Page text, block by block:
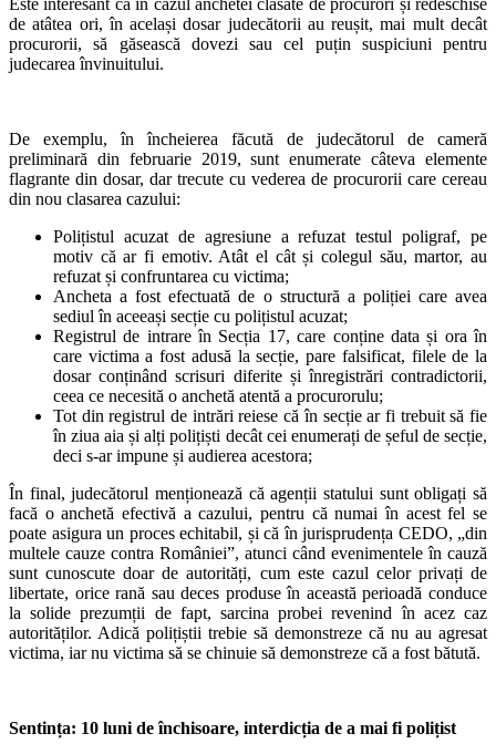
de atâtea ori, în același dosar judecătorii au reușit, mai mult decât
procurorii, să găsească dovezi sau cel puțin suspiciuni pentru
judecarea învinuitului.
De exemplu, în încheierea făcută de judecătorul de cameră
preliminară din februarie 2019, sunt enumerate câteva elemente
flagrante din dosar, dar trecute cu vederea de procurorii care cereau
din nou clasarea cazului:
Polițistul acuzat de agresiune a refuzat testul poligraf, pe
motiv că ar fi emotiv. Atât el cât și colegul său, martor, au
refuzat și confruntarea cu victima;
Ancheta a fost efectuată de o structură a poliției care avea
sediul în aceeași secție cu polițistul acuzat;
Registrul de intrare în Secția 17, care conține data și ora în
care victima a fost adusă la secție, pare falsificat, filele de la
dosar conținând scrisuri diferite și înregistrări contradictorii,
ceea ce necesită o anchetă atentă a procurorulu;
Tot din registrul de intrări reiese că în secție ar fi trebuit să fie
în ziua aia și alți polițiști decât cei enumerați de șeful de secție,
deci s-ar impune și audierea acestora;
În final, judecătorul menționează că agenții statului sunt obligați să
facă o anchetă efectivă a cazului, pentru că numai în acest fel se
poate asigura un proces echitabil, și că în jurisprudența CEDO, „din
multele cauze contra României”, atunci când evenimentele în cauză
sunt cunoscute doar de autorități, cum este cazul celor privați de
libertate, orice rană sau deces produse în această perioadă conduce
la solide prezumții de fapt, sarcina probei revenind în acez caz
autorităților. Adică polițiștii trebie să demonstreze că nu au agresat
victima, iar nu victima să se chinuie să demonstreze că a fost bătută.
Sentința: 10 luni de închisoare, interdicția de a mai fi polițist